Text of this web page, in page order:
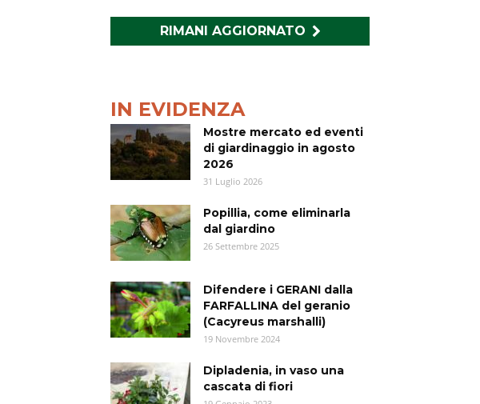
RIMANI AGGIORNATO
IN EVIDENZA
Mostre mercato ed eventi
di giardinaggio in agosto
2026
31 Luglio 2026
Popillia, come eliminarla
dal giardino
26 Settembre 2025
Difendere i GERANI dalla
FARFALLINA del geranio
(Cacyreus marshalli)
19 Novembre 2024
Dipladenia, in vaso una
cascata di fiori